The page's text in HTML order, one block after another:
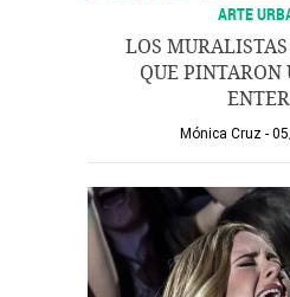
ARTE
LOS
QUE PINTARON
Mónica Cruz